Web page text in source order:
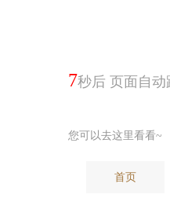
6秒后 页面自动
您可以去这里看看~
首页